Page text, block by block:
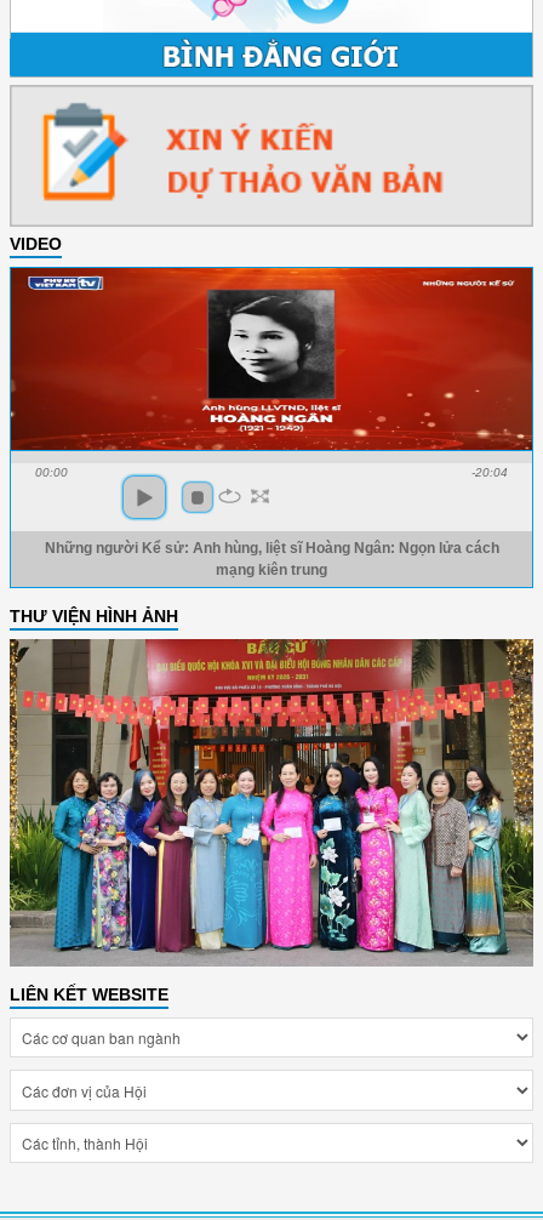
VIDEO
00:00 -20:04
Những người Kể sử: Anh hùng, liệt sĩ Hoàng Ngân: Ngọn lửa cách
mạng kiên trung
THƯ VIỆN HÌNH ẢNH
LIÊN KẾT WEBSITE